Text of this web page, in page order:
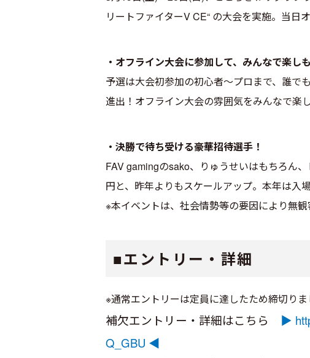
リートファイターV CE“ の大会を実施。当日
・オフライン大会に参加して、みんなで楽し
予選は大会初参加の初心者～プロまで、誰で
進出！オフライン大会の雰囲気をみんなで楽
・決勝で待ち受ける豪華招待選手！
FAV gamingのsako、りゅうせいはもちろん
円と、昨年よりもスケールアップ。本年は入
※本イベントは、社会情勢等の要因により無
■エントリー・詳細
※通常エントリーは定員に達したため締切り
補欠エントリー・詳細はこちら ▶
Q_GBU ◀